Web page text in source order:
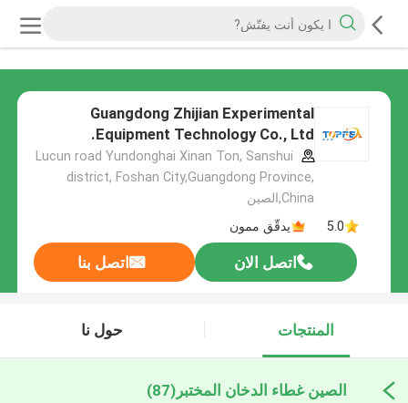
Guangdong Zhijian Experimental
Equipment Technology Co., Ltd.
Lucun road Yundonghai Xinan Ton, Sanshui
district, Foshan City,Guangdong Province,
China,الصين
5.0
يدقّق ممون
اتصل الان اتصل بنا
المنتجات حول نا
الصين غطاء الدخان المختبر (87)